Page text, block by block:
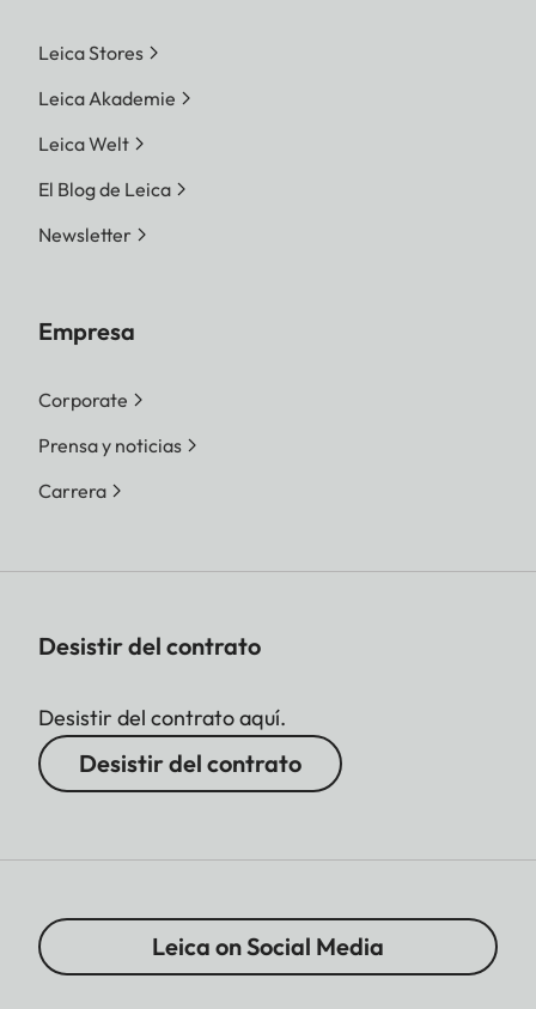
Leica Stores
Leica Akademie
Leica Welt
El Blog de Leica
Newsletter
Empresa
Corporate
Prensa y noticias
Carrera
Desistir del contrato
Desistir del contrato aquí.
Desistir del contrato
Leica on Social Media